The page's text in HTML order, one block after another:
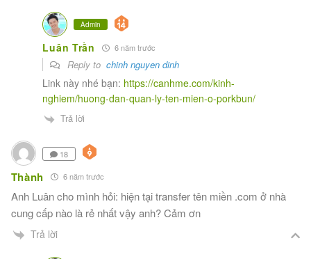
Admin
Luân Trần 6 năm trước
Reply tochinh nguyen dinh
Link này nhé bạn: https://canhme.com/kinh-
nghiem/huong-dan-quan-ly-ten-mien-o-porkbun/
Trả lời
18
Thành 6 năm trước
Anh Luân cho mình hỏi: hiện tại transfer tên miền .com ở nhà
cung cấp nào là rẻ nhất vậy anh? Cảm ơn
Trả lời